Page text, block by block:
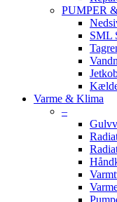
PUMPER
SML
Varme & Klima
–